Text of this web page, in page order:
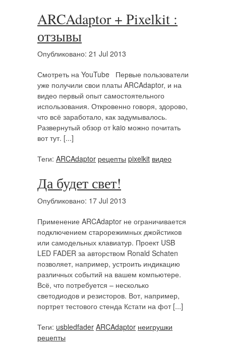
ARCAdaptor + Pixelkit :
отзывы
Опубликовано: 21 Jul 2013
Смотреть на YouTube Первые пользователи
уже получили свои платы ARCAdaptor, и на
видео первый опыт самостоятельного
использования. Откровенно говоря, здорово,
что всё заработало, как задумывалось.
Развернутый обзор от kaio можно почитать
вот тут. [...]
Теги: ARCAdaptor рецепты pixelkit видео
Да будет свет!
Опубликовано: 17 Jul 2013
Применение ARCAdaptor не ограничивается
подключением старорежимных джойстиков
или самодельных клавиатур. Проект USB
LED FADER за авторством Ronald Schaten
позволяет, например, устроить индикацию
различных событий на вашем компьютере.
Всё, что потребуется – несколько
светодиодов и резисторов. Вот, например,
портрет тестового стенда Кстати на фот [...]
Теги: usbledfader ARCAdaptor неигрушки
рецепты